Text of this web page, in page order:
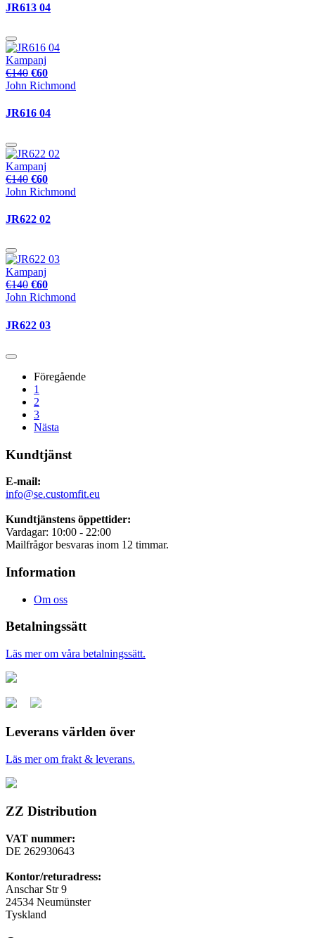
JR613 04
Kampanj
€140 €60
John Richmond
JR616 04
Kampanj
€140 €60
John Richmond
JR622 02
Kampanj
€140 €60
John Richmond
JR622 03
Föregående
1
2
3
Nästa
Kundtjänst
E-mail:
info@se.customfit.eu
Kundtjänstens öppettider:
Vardagar: 10:00 - 22:00
Mailfrågor besvaras inom 12 timmar.
Information
Om oss
Betalningssätt
Läs mer om våra betalningssätt.
Leverans världen över
Läs mer om frakt & leverans.
ZZ Distribution
VAT nummer:
DE 262930643
Kontor/returadress:
Anschar Str 9
24534 Neumünster
Tyskland